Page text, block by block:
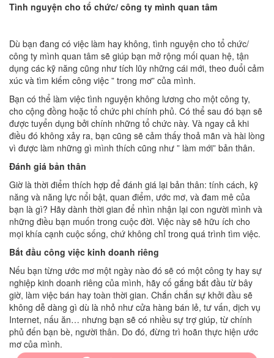
Tình nguyện cho tổ chức/ công ty mình quan tâm
Dù bạn đang có việc làm hay không, tình nguyện cho tổ chức/
công ty mình quan tâm sẽ giúp bạn mở rộng mối quan hệ, tận
dụng các kỹ năng cũng như tích lũy những cái mới, theo đuổi cảm
xúc và tìm kiếm công việc ” trong mơ” của mình.
Bạn có thể làm việc tình nguyện không lương cho một công ty,
cho cộng đồng hoặc tổ chức phi chính phủ. Có thể sau đó bạn sẽ
được tuyển dụng bởi chính những tổ chức này. Và ngay cả khi
điều đó không xảy ra, bạn cũng sẽ cảm thấy thoả mãn và hài lòng
vì được làm những gì mình thích cũng như ” làm mới” bản thân.
Đánh giá bản thân
Giờ là thời điểm thích hợp để đánh giá lại bản thân: tính cách, kỹ
năng và năng lực nổi bật, quan điểm, ước mơ, và đam mê của
bạn là gì? Hãy dành thời gian để nhìn nhận lại con người mình và
những điều bạn muốn trong cuộc đời. Việc này sẽ hữu ích cho
mọi khía cạnh cuộc sống, chứ không chỉ trong quá trình tìm việc.
Bắt đầu công việc kinh doanh riêng
Nếu bạn từng ước mơ một ngày nào đó sẽ có một công ty hay sự
nghiệp kinh doanh riêng của mình, hãy cố gắng bắt đầu từ bây
giờ, làm việc bán hay toàn thời gian. Chắn chắn sự khởi đầu sẽ
không dễ dàng gì dù là nhỏ như cửa hàng bán lẻ, tư vấn, dịch vụ
Internet, nấu ăn… nhưng bạn sẽ có nhiều sự trợ giúp, từ chính
phủ đến bạn bè, người thân. Do đó, đừng trì hoãn thực hiện ước
mơ của mình.